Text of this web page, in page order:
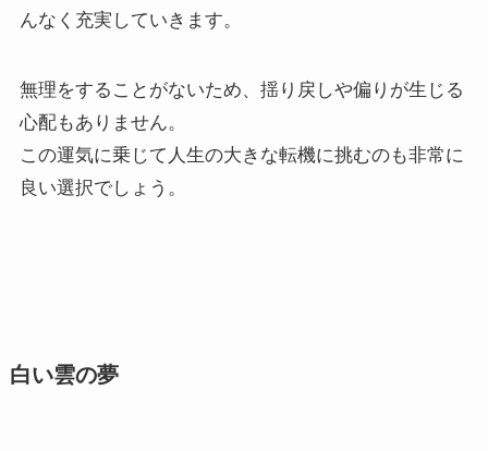
んなく充実していきます。
無理をすることがないため、揺り戻しや偏りが生じる
心配もありません。
この運気に乗じて人生の大きな転機に挑むのも非常に
良い選択でしょう。
白い雲の夢